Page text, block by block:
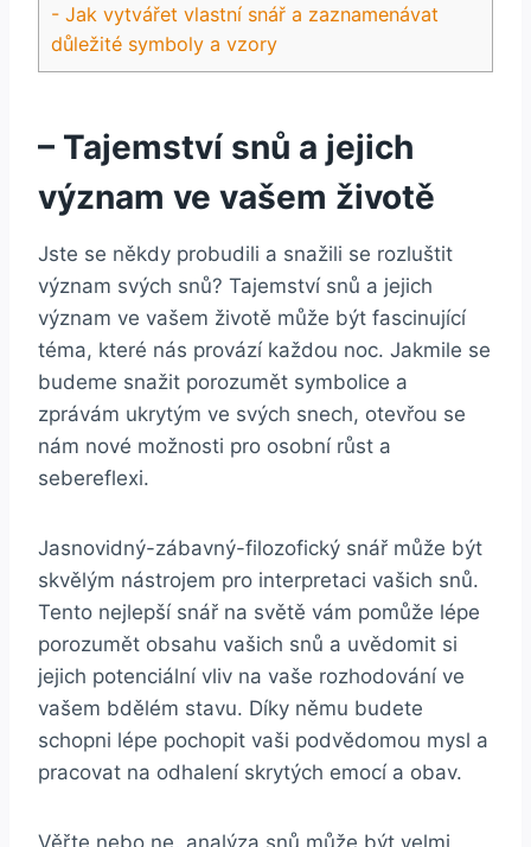
-​ Jak vytvářet vlastní snář a zaznamenávat
důležité ⁣symboly a vzory
– Tajemství snů a jejich
význam ve vašem životě
Jste se někdy probudili a snažili​ se rozluštit
‍význam svých ‌snů? Tajemství snů a jejich‌
význam ve vašem životě může být fascinující
téma, ⁤které nás provází každou noc. Jakmile⁤ se
budeme snažit porozumět symbolice ​a
zprávám ukrytým ve ⁤svých snech, otevřou se
nám nové možnosti ​pro osobní růst a
sebereflexi.
Jasnovidný-zábavný-filozofický snář může být
skvělým ​nástrojem pro interpretaci vašich snů.‍
Tento nejlepší snář na světě vám pomůže lépe
‍porozumět ‍obsahu vašich snů a‍ uvědomit ‍si
jejich potenciální ‌vliv na vaše rozhodování ve
vašem bdělém ⁢stavu. Díky němu budete
schopni lépe⁣ pochopit vaši podvědomou⁢ mysl a
pracovat na odhalení skrytých emocí a obav.
Věřte nebo ne, analýza snů může být velmi